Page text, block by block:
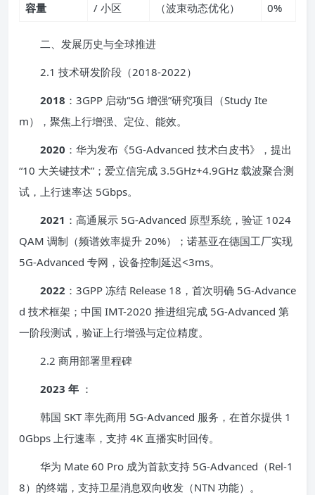
容量
/ 小区
（波束动态优化）
0%
二、发展历史与全球推进
2.1 技术研发阶段（2018-2022）
2018 ：3GPP 启动“5G 增强”研究项目（Study Ite
m），聚焦上行增强、定位、能效。
2020 ：华为发布《5G-Advanced 技术白皮书》，提出
“10 大关键技术”；爱立信完成 3.5GHz+4.9GHz 载波聚合测
试，上行速率达 5Gbps。
2021 ：高通展示 5G-Advanced 原型系统，验证 1024
QAM 调制（频谱效率提升 20%）；诺基亚在德国工厂实现
5G-Advanced 专网，设备控制延迟<3ms。
2022 ：3GPP 冻结 Release 18，首次明确 5G-Advance
d 技术框架；中国 IMT-2020 推进组完成 5G-Advanced 第
一阶段测试，验证上行增强与定位精度。
2.2 商用部署里程碑
2023 年 ：
韩国 SKT 率先商用 5G-Advanced 服务，在首尔提供 1
0Gbps 上行速率，支持 4K 直播实时回传。
华为 Mate 60 Pro 成为首款支持 5G-Advanced（Rel-1
8）的终端，支持卫星消息双向收发（NTN 功能）。